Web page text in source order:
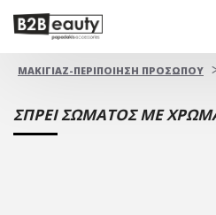
ΜΑΚΙΓΙΑΖ-ΠΕΡΙΠΟΙΗΣΗ ΠΡΟΣΩΠΟΥ
ΣΠΡΕΙ ΣΩΜΑΤΟΣ ΜΕ